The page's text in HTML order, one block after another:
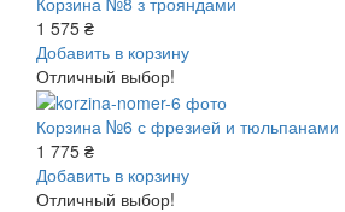
1 575 ₴
Добавить в корзину
Отличный выбор!
Корзина №6 с фрезией и тюльпанами
1 775 ₴
Добавить в корзину
Отличный выбор!